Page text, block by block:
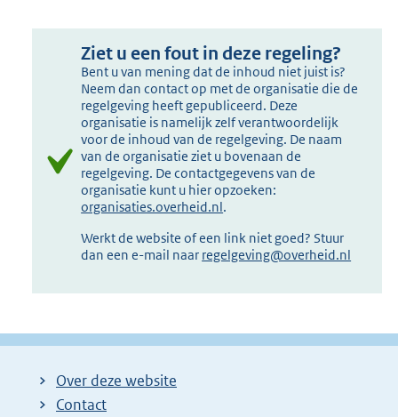
Ziet u een fout in deze regeling?
Bent u van mening dat de inhoud niet juist is?
Neem dan contact op met de organisatie die de
regelgeving heeft gepubliceerd. Deze
organisatie is namelijk zelf verantwoordelijk
voor de inhoud van de regelgeving. De naam
van de organisatie ziet u bovenaan de
regelgeving. De contactgegevens van de
organisatie kunt u hier opzoeken:
organisaties.overheid.nl.
Werkt de website of een link niet goed? Stuur
dan een e-mail naar regelgeving@overheid.nl
Over deze website
Contact